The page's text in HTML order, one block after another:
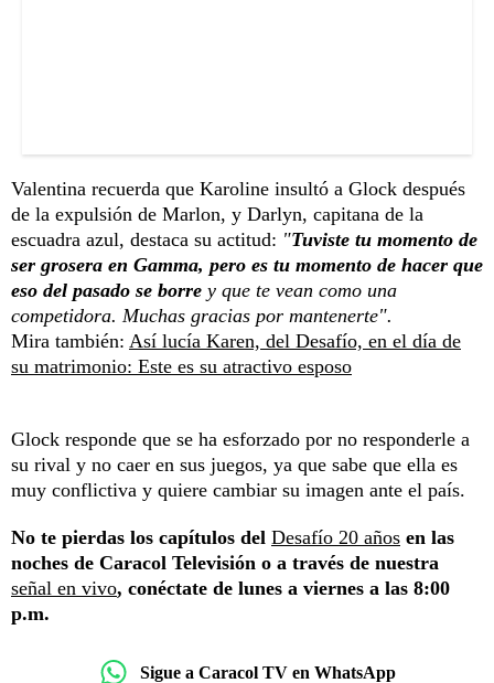
Valentina recuerda que Karoline insultó a Glock después
de la expulsión de Marlon, y Darlyn, capitana de la
escuadra azul, destaca su actitud: "Tuviste tu momento de
ser grosera en Gamma, pero es tu momento de hacer que
eso del pasado se borre y que te vean como una
competidora. Muchas gracias por mantenerte".
Mira también: Así lucía Karen, del Desafío, en el día de
su matrimonio: Este es su atractivo esposo
Glock responde que se ha esforzado por no responderle a
su rival y no caer en sus juegos, ya que sabe que ella es
muy conflictiva y quiere cambiar su imagen ante el país.
No te pierdas los capítulos del Desafío 20 años en las
noches de Caracol Televisión o a través de nuestra
señal en vivo, conéctate de lunes a viernes a las 8:00
p.m.
Sigue a Caracol TV en WhatsApp